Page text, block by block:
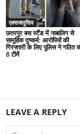
एक्सक्लूसिव
छतरपुर बस स्टैंड में नाबालिग से
सामूहिक दुष्कर्म: आरोपियों की
गिरफ्तारी के लिए पुलिस ने गठित
8 टीमें
LEAVE A REPLY